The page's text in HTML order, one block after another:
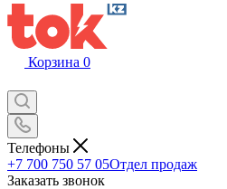
Корзина 0
Телефоны
+7 700 750 57 05Отдел продаж
Заказать звонок